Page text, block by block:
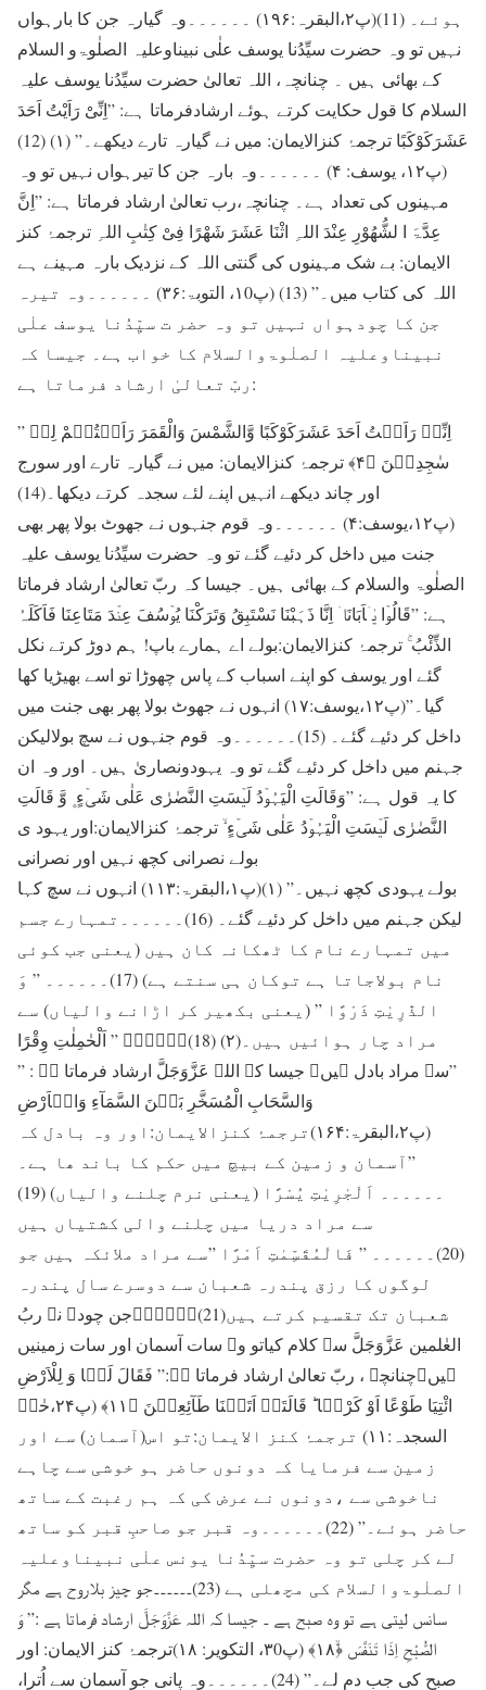
ہوئے۔ (11)(پ۲،البقرہ:۱۹۶) ۔۔۔۔۔۔وہ گیارہ جن کا بارہواں
نہیں تو وہ حضرت سیِّدُنا یوسف علٰی نبیناوعلیہ الصلٰوۃو السلام
کے بھائی ہیں ۔ چنانچہ، اللہ تعالیٰ حضرت سیِّدُنا یوسف علیہ
السلام کا قول حکایت کرتے ہوئے ارشادفرماتا ہے: ”اِنِّیْ رَاَیْتُ اَحَدَ
عَشَرَکَوْکَبًا ترجمۂ کنزالایمان: میں نے گیارہ تارے دیکھے۔” (۱) (12)
(پ۱۲، یوسف: ۴) ۔۔۔۔۔۔وہ بارہ جن کا تیرہواں نہیں تو وہ
مہینوں کی تعداد ہے۔ چنانچہ،رب تعالیٰ ارشاد فرماتا ہے: ”اِنَّ
عِدَّۃَ ا لشُّھُوْرِ عِنْدَ اللہِ اثْنَا عَشَرَ شَھْرًا فِیْ کِتٰبِ اللہِ ترجمۂ کنز
الایمان: بے شک مہینوں کی گنتی اللہ کے نزدیک بارہ مہینے ہے
اللہ کی کتاب میں۔” (13) (پ۱0، التوبۃ:۳۶) ۔۔۔۔۔۔وہ تیرہ
جن کا چودہواں نہیں تو وہ حضر ت سیِّدُنا یوسف علٰی
نبیناوعلیہ الصلٰوۃوالسلام کا خواب ہے۔ جیسا کہ
ربّ تعالیٰ ارشاد فرماتا ہے:
” اِنِّیۡ رَاَیۡتُ اَحَدَ عَشَرَکَوْکَبًا وَّالشَّمْسَ وَالْقَمَرَ رَاَیۡتُہُمْ لِیۡ
سٰجِدِیۡنَ ﴿۴﴾ ترجمۂ کنزالایمان: میں نے گیارہ تارے اور سورج
اور چاند دیکھے انہیں اپنے لئے سجدہ کرتے دیکھا۔(14)
(پ۱۲،یوسف:۴) ۔۔۔۔۔۔وہ قوم جنہوں نے جھوٹ بولا پھر بھی
جنت میں داخل کر دئیے گئے تو وہ حضرت سیِّدُنا یوسف علیہ
الصلٰوۃ والسلام کے بھائی ہیں۔ جیسا کہ ربّ تعالیٰ ارشاد فرماتا
ہے: ”قَالُوۡا یٰۤاَبَانَاۤ اِنَّا ذَہَبْنَا نَسْتَبِقُ وَتَرَکْنَا یُوۡسُفَ عِنۡدَ مَتَاعِنَا فَاَکَلَہُ
الذِّئْبُ ۚ ترجمۂ کنزالایمان:بولے اے ہمارے باپ! ہم دوڑ کرتے نکل
گئے اور یوسف کو اپنے اسباب کے پاس چھوڑا تو اسے بھیڑیا کھا
گیا۔”(پ۱۲،یوسف:۱۷) انہوں نے جھوٹ بولا پھر بھی جنت میں
داخل کر دئیے گئے۔ (15)۔۔۔۔۔۔وہ قوم جنہوں نے سچ بولالیکن
جہنم میں داخل کر دئیے گئے تو وہ یہودونصاریٰ ہیں۔ اور وہ ان
کا یہ قول ہے: ”وَقَالَتِ الْیَہُوۡدُ لَیۡسَتِ النَّصٰرٰی عَلٰی شَیۡءٍ ۪ وَّ قَالَتِ
النَّصٰرٰی لَیۡسَتِ الْیَہُوۡدُ عَلٰی شَیۡءٍ ۙ ترجمۂ کنزالایمان:اور یہود ی
بولے نصرانی کچھ نہیں اور نصرانی
بولے یہودی کچھ نہیں۔” (۱)(پ۱،البقرۃ:۱۱۳) انہوں نے سچ کہا
لیکن جہنم میں داخل کر دئیے گئے۔ (16)۔۔۔۔۔۔تمہارے جسم
میں تمہارے نام کا ٹھکانہ کان ہیں (یعنی جب کوئی
نام بولاجاتا ہے توکان ہی سنتے ہے) (17)۔۔۔۔۔۔ ” وَ
الذّٰرِیٰتِ ذَرْوًا ” (یعنی بکھیر کر اڑانے والیاں) سے
مراد چار ہوائیں ہیں۔(۲) (18)۔۔۔۔۔۔ ” اَلْحٰمِلٰتِ وِقْرًا
”سے مراد بادل ہیں۔ جیسا کہ اللہ عَزَّوَجَلَّ ارشاد فرماتا ہے : ”
وَالسَّحَابِ الْمُسَخَّرِ بَیۡنَ السَّمَآءِ وَالۡاَرْضِ
(پ۲،البقرۃ:۱۶۴)ترجمۂ کنزالایمان:اور وہ بادل کہ
آسمان و زمین کے بیچ میں حکم کا باند ھا ہے۔”
(19) ۔۔۔۔۔۔ اَلْجٰرِیٰتِ یُسْرًا (یعنی نرم چلنے والیاں)
سے مراد دریا میں چلنے والی کشتیاں ہیں
(20)۔۔۔۔۔۔ ” فَالْمُقَسِّمٰتِ اَمْرًا ”سے مراد ملائکہ ہیں جو
لوگوں کا رزق پندرہ شعبان سے دوسرے سال پندرہ
شعبان تک تقسیم کرتے ہیں(21)۔۔۔۔۔۔جن چودہ نے ربُ
العٰلمین عَزَّوَجَلَّ سے کلام کیاتو وہ سات آسمان اور سات زمینیں
ہیں۔چنانچہ ، ربّ تعالیٰ ارشاد فرماتا ہے:” فَقَالَ لَہَا وَ لِلْاَرْضِ
ائْتِیَا طَوْعًا اَوْ کَرْہًا ؕ قَالَتَاۤ اَتَیۡنَا طَآئِعِیۡنَ ﴿۱۱﴾ (پ۲۴،حٰمۤ
السجدہ:۱۱) ترجمۂ کنز الایمان:تو اس(آسمان) سے اور
زمین سے فرمایا کہ دونوں حاضر ہو خوشی سے چاہے
ناخوشی سے ،دونوں نے عرض کی کہ ہم رغبت کے ساتھ
حاضر ہوئے۔” (22)۔۔۔۔۔۔وہ قبر جو صاحبِ قبر کو ساتھ
لے کر چلی تو وہ حضرت سیِّدُنا یونس علٰی نبیناوعلیہ
الصلٰوۃوالسلام کی مچھلی ہے (23)۔۔۔۔۔۔جو چیز بلاروح ہے مگر
سانس لیتی ہے تو وہ صبح ہے ۔ جیسا کہ اللہ عَزَّوَجَلَّ ارشاد فرماتا ہے :” وَ
الصُّبْحِ اِذَا تَنَفَّسَ ﴿ۙ۱۸﴾ (پ۳0، التکویر: ۱۸)ترجمۂ کنز الایمان: اور
صبح کی جب دم لے۔” (24)۔۔۔۔۔۔وہ پانی جو آسمان سے اُترا،